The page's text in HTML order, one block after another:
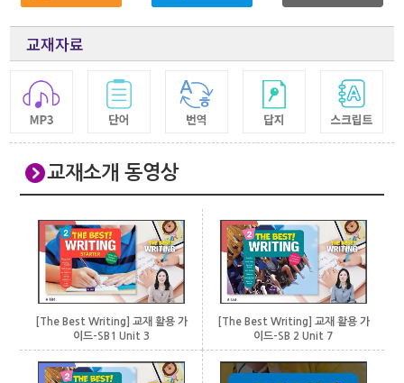
교재자료
교재소개 동영상
[The Best Writing] 교재 활용 가
이드-SB1 Unit 3
[The Best Writing] 교재 활용 가
이드-SB 2 Unit 7